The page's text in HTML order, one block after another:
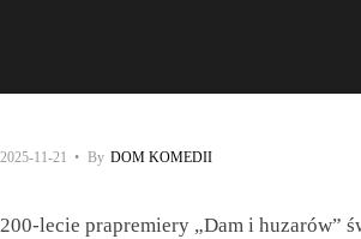
2025-11-21 • By DOM KOMEDII
200-lecie prapremiery „Dam i huzarów”